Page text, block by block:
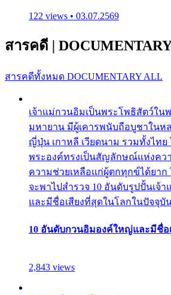
122 views • 03.07.2569
สารคดี |
สารคดีทั้งหมด DOCUMENTARY ALL
เจ้าแม่กวนอิมเป็นพระโพธิสัตว์ใน
มหายาน มีผู้เคารพนับถือบูชาในห
ญี่ปุ่น เกาหลี เวียดนาม รวมทั้งไทย
พระองค์ทรงเป็นสัญลักษณ์แห่งคว
ความช่วยเหลือแก่ผู้ตกทุกข์ได้ยาก
จะพาไปสำรวจ 10 อันดับรูปปั้นเจ้
และมีชื่อเสียงที่สุดในโลกในปัจจุบั
10 อันดับกวนอิมองค์ใหญ่และมีชื่อ
2,843 views